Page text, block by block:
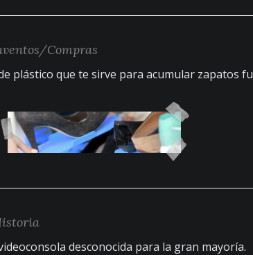
Compras
plástico que te sirve para acumular zapatos
desconocida para la gran mayoría.